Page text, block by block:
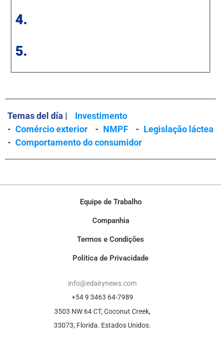
4.
5.
Temas del día |
Investimento
- Comércio exterior - NMPF - Legislação láctea
- Comportamento do consumidor
Equipe de Trabalho
Companhia
Termos e Condições
Política de Privacidade
info@edairynews.com
+54 9 3463 64-7989
3503 NW 64 CT, Coconut Creek,
33073, Florida. Estados Unidos.